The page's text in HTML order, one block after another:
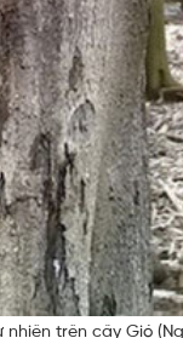
trên cây Gió